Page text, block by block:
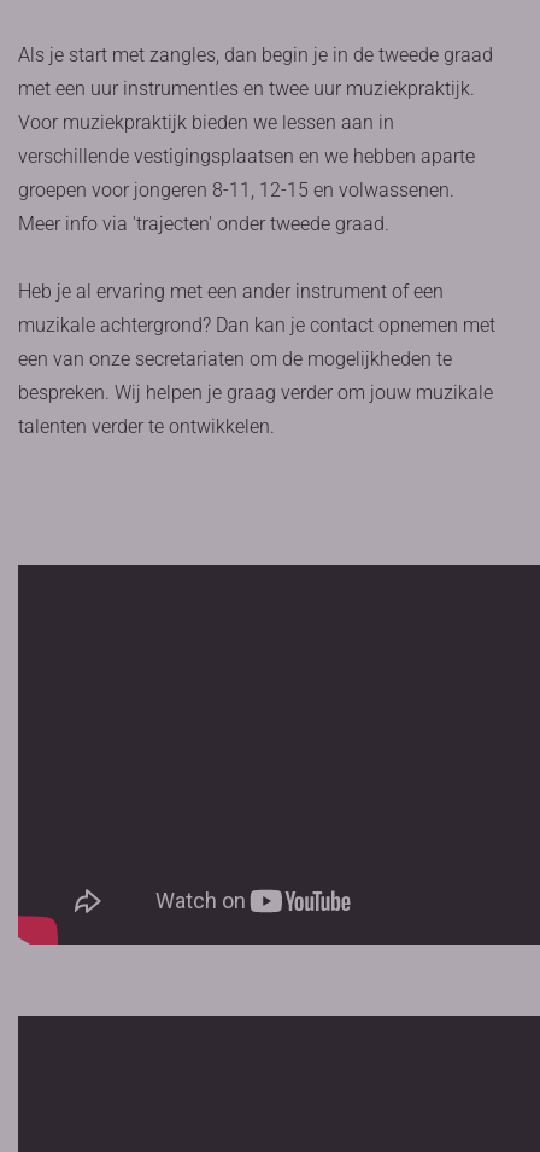
Als je start met zangles, dan begin je in de tweede graad
met een uur instrumentles en twee uur muziekpraktijk.
Voor muziekpraktijk bieden we lessen aan in
verschillende vestigingsplaatsen en we hebben aparte
groepen voor jongeren 8-11, 12-15 en volwassenen.
Meer info via 'trajecten' onder tweede graad.
Heb je al ervaring met een ander instrument of een
muzikale achtergrond? Dan kan je contact opnemen met
een van onze secretariaten om de mogelijkheden te
bespreken. Wij helpen je graag verder om jouw muzikale
talenten verder te ontwikkelen.